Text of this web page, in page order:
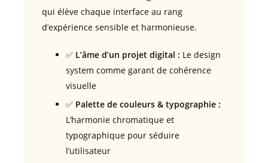
qui élève chaque interface au rang
d’expérience sensible et harmonieuse.
✅ L’âme d’un projet digital : Le design
system comme garant de cohérence
visuelle
✅ Palette de couleurs & typographie :
L’harmonie chromatique et
typographique pour séduire
l’utilisateur